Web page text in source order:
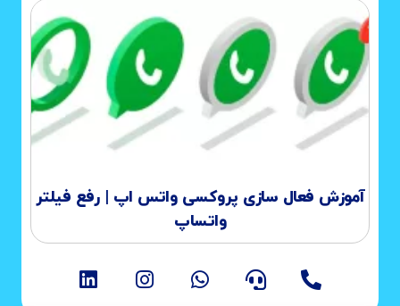
آموزش فعال سازی پروکسی واتس اپ | رفع فیلتر
واتساپ